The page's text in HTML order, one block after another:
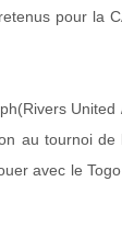
pour la
au tournoi de
avec le